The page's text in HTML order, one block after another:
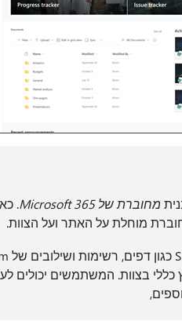
מחוברת של Microsoft 365 .